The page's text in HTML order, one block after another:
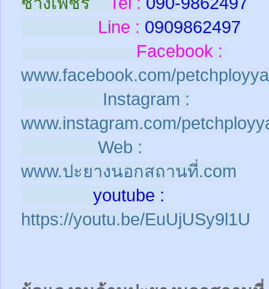
Line : 0909862497
Facebook :
www.facebook.com/
Instagram :
www.instagram.com/
Web :
www.ปะยางนอกสถานที่.com
youtube :
https://youtu.be/EuUjUSy9l1U